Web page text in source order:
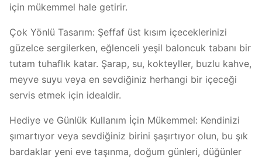
için mükemmel hale getirir.
Çok Yönlü Tasarım: Şeffaf üst kısım içeceklerinizi
güzelce sergilerken, eğlenceli yeşil baloncuk tabanı bir
tutam tuhaflık katar. Şarap, su, kokteyller, buzlu kahve,
meyve suyu veya en sevdiğiniz herhangi bir içeceği
servis etmek için idealdir.
Hediye ve Günlük Kullanım İçin Mükemmel: Kendinizi
şımartıyor veya sevdiğiniz birini şaşırtıyor olun, bu şık
bardaklar yeni eve taşınma, doğum günleri, düğünler